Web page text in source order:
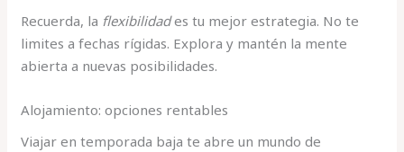
Recuerda, la flexibilidades tu mejor estrategia. No te
limites a fechas rígidas. Explora y mantén la mente
abierta a nuevas posibilidades.
Alojamiento: opciones rentables
Viajar en temporada baja te abre un mundo de